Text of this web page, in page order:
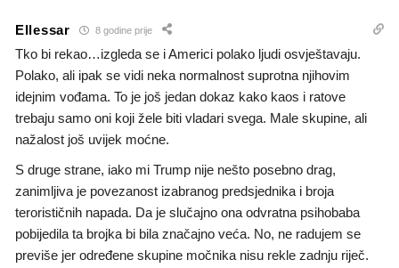
Ellessar 8 godine prije
Tko bi rekao…izgleda se i Americi polako ljudi osvještavaju.
Polako, ali ipak se vidi neka normalnost suprotna njihovim
idejnim vođama. To je još jedan dokaz kako kaos i ratove
trebaju samo oni koji žele biti vladari svega. Male skupine, ali
nažalost još uvijek moćne.
S druge strane, iako mi Trump nije nešto posebno drag,
zanimljiva je povezanost izabranog predsjednika i broja
terorističnih napada. Da je slučajno ona odvratna psihobaba
pobijedila ta brojka bi bila značajno veća. No, ne radujem se
previše jer određene skupine močnika nisu rekle zadnju riječ.